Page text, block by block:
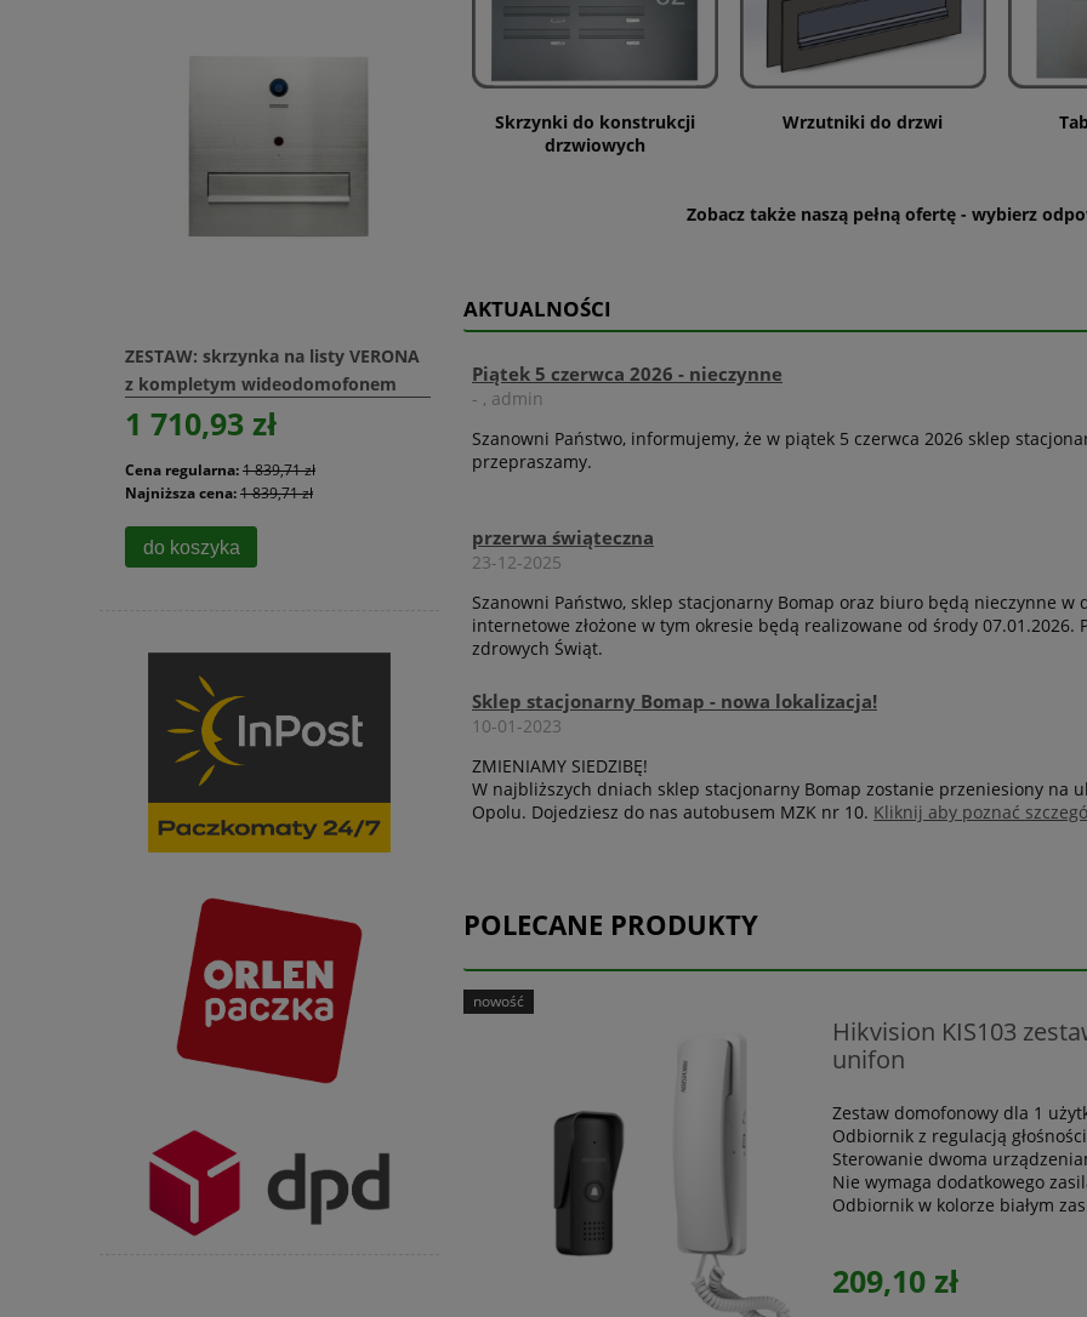
ZESTAW: skrzynka na listy VERONA
z kompletym wideodomofonem
Hikvision dwużyłowym DS-KIS101
1 710,93 zł
Cena regularna:1 839,71 zł
Najniższa cena:1 839,71 zł
do koszyka
z RFID, klawiaturą i wyświetlaczem,
obsługa do 100 użytkowników
15 508,51 zł
Cena regularna:
do koszyka
EKEY627,75 zł
Skrzynki do konstrukcji
drzwiowych
Wrzutniki do drzwi
Zobacz także naszą pełną ofertę - wybierz
AKTUALNOŚCI
Piątek 5 czerwca 2026 - nieczynne
- , admin
Szanowni Państwo, informujemy, że w piątek 5 czerwca 2026 sklep
przepraszamy.
przerwa świąteczna
23-12-2025
Szanowni Państwo, sklep stacjonarny Bomap oraz biuro będą nieczynne w
internetowe złożone w tym okresie będą realizowane od środy
zdrowych Świąt.
Sklep stacjonarny Bomap - nowa lokalizacja!
10-01-2023
ZMIENIAMY SIEDZIBĘ!
W najbliższych dniach sklep stacjonarny Bomap zostanie przeniesiony na
Opolu. Dojedziesz do nas autobusem MZK nr 10. Kliknij aby poznać
POLECANE PRODUKTY
Hikvision KIS103
unifon
Zestaw domofonowy dla 1
Odbiornik z regulacją
Sterowanie dwoma
Nie wymaga dodatkowego
Odbiornik w kolorze białym
209,10 zł
nowość